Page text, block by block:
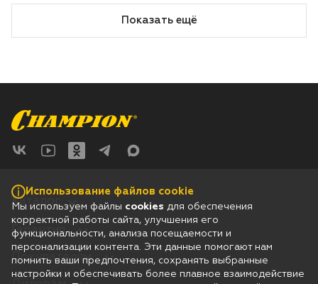
Показать ещё
Гарантия
Покупателям
Каталог
Использование файлов cookie
Мы используем файлы cookies для обеспечения
корректной работы сайта, улучшения его
функциональности, анализа посещаемости и
персонализации контента. Эти данные помогают нам
помнить ваши предпочтения, сохранять выбранные
настройки и обеспечивать более плавное взаимодействие